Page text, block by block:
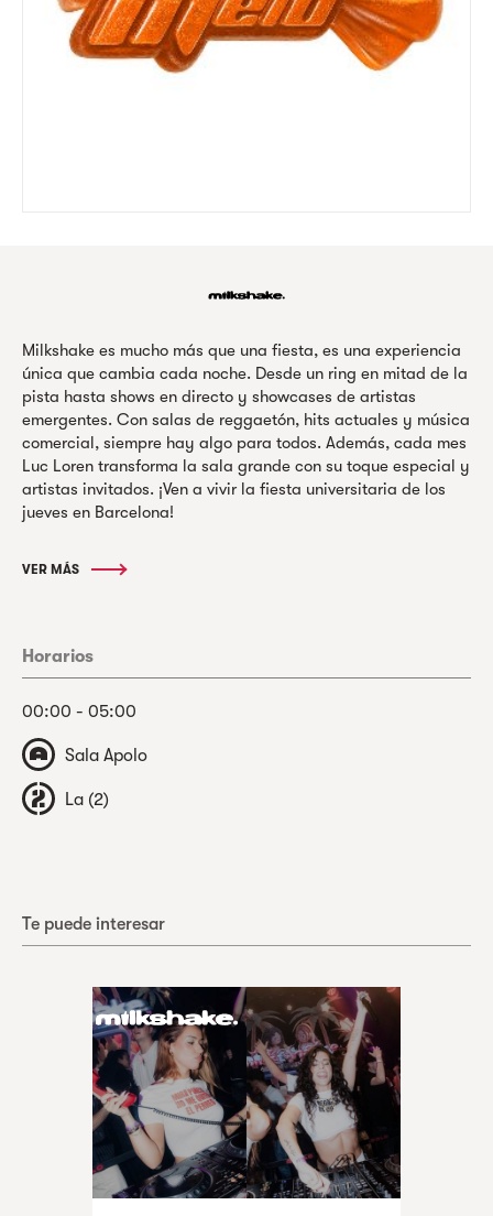
Milkshake es mucho más que una fiesta, es una experiencia
única que cambia cada noche. Desde un ring en mitad de la
pista hasta shows en directo y showcases de artistas
emergentes. Con salas de reggaetón, hits actuales y música
comercial, siempre hay algo para todos. Además, cada mes
Luc Loren transforma la sala grande con su toque especial y
artistas invitados. ¡Ven a vivir la fiesta universitaria de los
jueves en Barcelona!
VER MÁS
Horarios
00:00 - 05:00
Sala Apolo
La (2)
Te puede interesar